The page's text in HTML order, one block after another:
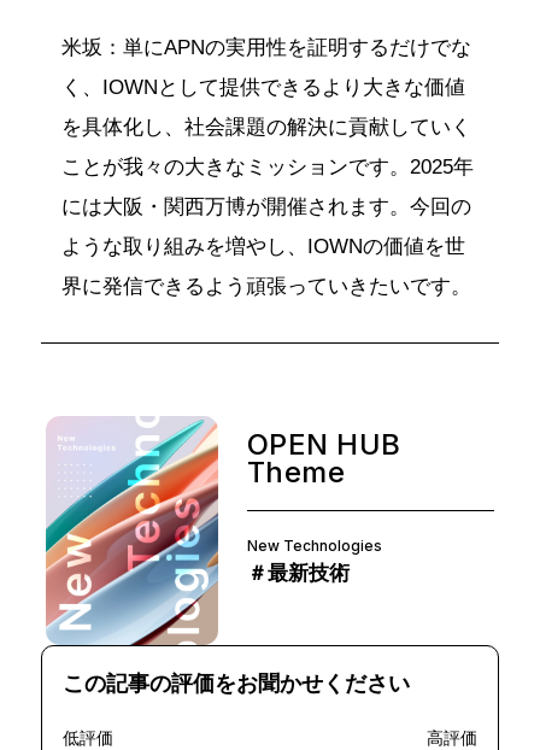
米坂：単にAPNの実用性を証明するだけでな
く、IOWNとして提供できるより大きな価値
を具体化し、社会課題の解決に貢献していく
ことが我々の大きなミッションです。2025年
には大阪・関西万博が開催されます。今回の
ような取り組みを増やし、IOWNの価値を世
界に発信できるよう頑張っていきたいです。
OPEN HUB
Theme
New Technologies
＃最新技術
この記事の評価をお聞かせください
低評価
高評価